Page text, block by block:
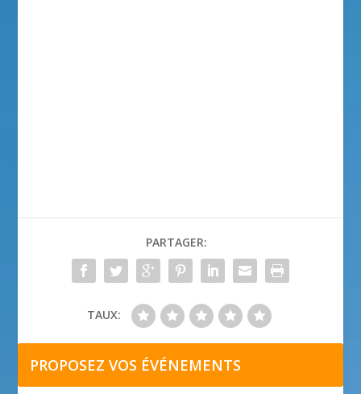
PARTAGER:
TAUX:
PROPOSEZ VOS ÉVÉNEMENTS